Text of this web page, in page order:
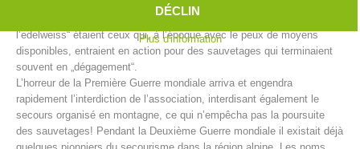
Ainsi furent créés en Tyrol du Sud entre 1902 et 1914 pas moins de
39 centres de secours alpin. „Les hommes à la croix verte avec
l’edelweiss“ étaient ceux qui, à l’époque avec le peux de moyens
disponibles, entraient en action pour des sauvetages qui terminaient
souvent en „dégagement“.
L’horreur de la Première Guerre mondiale arriva et engendra
rapidement l’interdiction de l’association, interdisant également le
secours organisé en montagne, ce qui n’empêcha pas la poursuite
des sauvetages! Pendant la Deuxième Guerre mondiale il existait déjà
DÉCLIN
Plus d'information